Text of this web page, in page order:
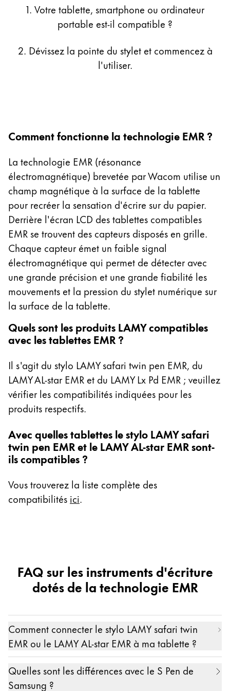
12.4 Zoll Galaxy Tab S8+
10.9 Zoll Galaxy Tab S9 FE
12.4 Zoll Galaxy Tab S9+
12.4 Zoll Galaxy Tab S9 FE+
14.6 Zoll Galaxy Tab S12 Ultra
10.9 Zoll Galaxy Tab S10 FE
12.4 Zoll Galaxy Tab S10+
13.1 Zoll Galaxy Tab S10 FE+
14.6 Zoll Galaxy Tab S10 Ultra
13.3 Zoll Galaxy Book Pro 360
15.6 Zoll Galaxy Book Pro 360
13.3 Zoll Galaxy Book2 Pro 360
15.6 Zoll Galaxy Book2 Pro 360
14 Zoll Galaxy Book3 Pro 360
16 Zoll Galaxy Book3 Pro 360
13.3 Zoll Galaxy Book3 360
15.6 Zoll Galaxy Book3 360
10.6 Zoll Galaxy Book 10.6
11.6 Zoll Series 7 11.6 Zoll Slate XE700T1A
11.6 Zoll ATIV Smart PC Pro 700T
11.6 Zoll ATIV Smart PC 500T
12 Zoll Galaxy Book 12
13.3 Zoll Galaxy Book Flex 13
15.6 Zoll Galaxy Book Flex 15
12 Zoll Galaxy Book2
12.2 Zoll Galaxy Note PRO
Notebook PC
12.2 Zoll Chromebook Plus V2
13.3 Zoll Notebook 9 Pro 13 Zoll
13.3 Zoll Notebook 9 Pen 13 (2019)
15.0 Zoll Notebook 9 Pro 15 Zoll
15.0 Zoll Notebook 9 Pen 15 (2019)
1. Votre tablette, smartphone ou ordinateur
portable est-il compatible ?
2. Dévissez la pointe du stylet et commencez à
l'utiliser.
Comment fonctionne la technologie EMR ?
La technologie EMR (résonance
électromagnétique) brevetée par Wacom utilise un
champ magnétique à la surface de la tablette
pour recréer la sensation d'écrire sur du papier.
Derrière l'écran LCD des tablettes compatibles
EMR se trouvent des capteurs disposés en grille.
Chaque capteur émet un faible signal
électromagnétique qui permet de détecter avec
une grande précision et une grande fiabilité les
mouvements et la pression du stylet numérique sur
la surface de la tablette.
Quels sont les produits LAMY compatibles
avec les tablettes EMR ?
Il s'agit du stylo LAMY safari twin pen EMR, du
LAMY AL-star EMR et du LAMY Lx Pd EMR ; veuillez
vérifier les compatibilités indiquées pour les
produits respectifs.
Avec quelles tablettes le stylo LAMY safari
twin pen EMR et le LAMY AL-star EMR sont-
ils compatibles ?
Vous trouverez la liste complète des
compatibilités ici.
FAQ sur les instruments d'écriture
dotés de la technologie EMR
Comment connecter le stylo LAMY safari twin
EMR ou le LAMY AL-star EMR à ma tablette ?
Ce n'est absolument pas nécessaire. La
technologie EMR sous-jacente fonctionne sans
Quelles sont les différences avec le S Pen de
Samsung ?